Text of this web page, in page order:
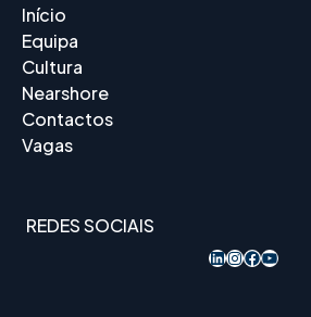
Início
Equipa
Cultura
Nearshore
Contactos
Vagas
REDES SOCIAIS
LinkedIn InstagramAcesso ao Facebook YouTube